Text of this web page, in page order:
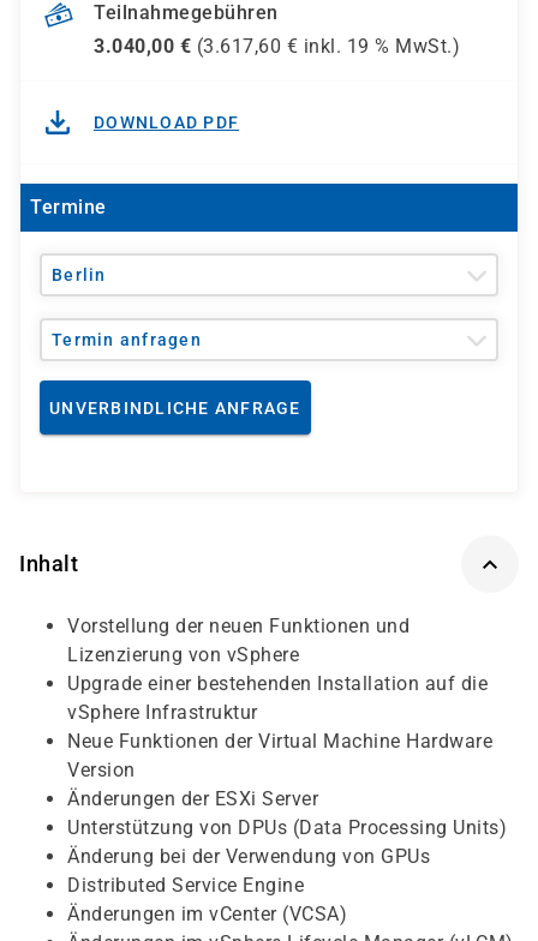
Teilnahmegebühren
3.040,00 € (3.617,60 € inkl. 19 % MwSt.)
DOWNLOAD PDF
Termine
Berlin
Termin anfragen
UNVERBINDLICHE ANFRAGE
Inhalt
Vorstellung der neuen Funktionen und
Lizenzierung von vSphere
Upgrade einer bestehenden Installation auf die
vSphere Infrastruktur
Neue Funktionen der Virtual Machine Hardware
Version
Änderungen der ESXi Server
Unterstützung von DPUs (Data Processing Units)
Änderung bei der Verwendung von GPUs
Distributed Service Engine
Änderungen im vCenter (VCSA)